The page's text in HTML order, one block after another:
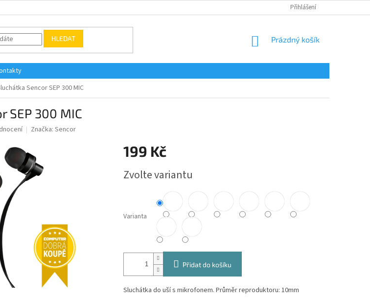
Přihlášení
HLEDAT
NÁKUPNÍ
Prázdný košík
Sencor SEP 300 MIC
SEP 300 MIC
Značka: Sencor
199 Kč
cena:
Zvolte variantu
Varianta
Přidat do košíku
Sluchátka do uší s mikrofonem. Průměr reproduktoru: 10mm